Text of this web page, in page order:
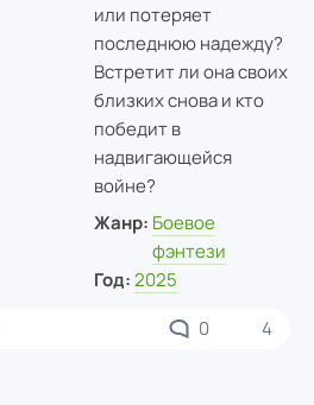
или потеряет
последнюю надежду?
Встретит ли она своих
близких снова и кто
победит в
надвигающейся
войне?
Жанр: Боевое
фэнтези
Год: 2025
0 4